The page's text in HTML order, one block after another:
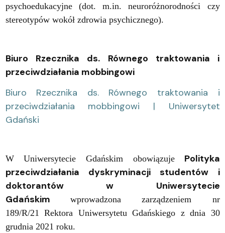
psychoedukacyjne (dot. m.in. neuroróżnorodności czy
stereotypów wokół zdrowia psychicznego).
Biuro Rzecznika ds. Równego traktowania i
przeciwdziałania mobbingowi
Biuro Rzecznika ds. Równego traktowania i
przeciwdziałania mobbingowi | Uniwersytet
Gdański
W Uniwersytecie Gdańskim obowiązujePolityka
przeciwdziałania dyskryminacji studentów i
doktorantów w Uniwersytecie
Gdańskim
wprowadzona zarządzeniem nr
189/R/21 Rektora Uniwersytetu Gdańskiego z dnia 30
grudnia 2021 roku.